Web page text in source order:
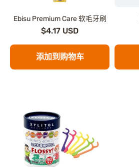
Ebisu Premium Care 软毛牙刷
$4.17 USD
添加到购物车